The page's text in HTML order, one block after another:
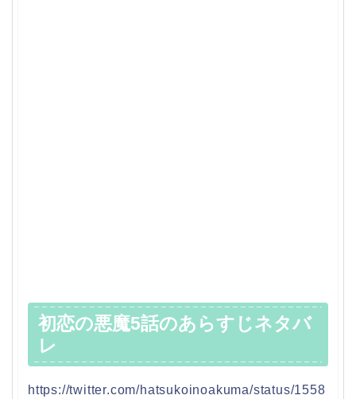
初恋の悪魔5話のあらすじネタバ
レ
https://twitter.com/hatsukoinoakuma/status/1558